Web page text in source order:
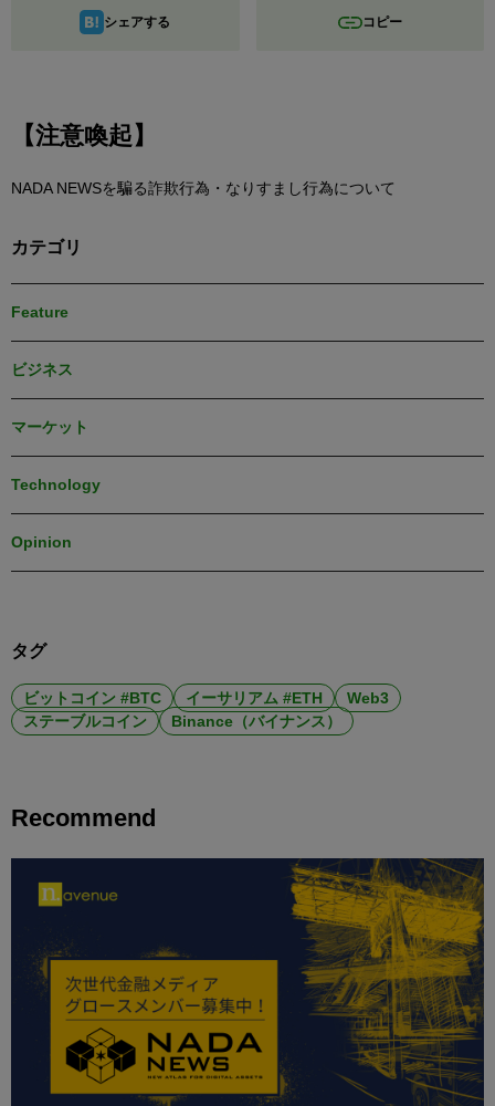
シェアする コピー
【注意喚起】
NADA NEWSを騙る詐欺行為・なりすまし行為について
カテゴリ
Feature
ビジネス
マーケット
Technology
Opinion
タグ
ビットコイン #BTC イーサリアム #ETH
Web3
ステーブルコイン
Binance（バイナンス）
Recommend